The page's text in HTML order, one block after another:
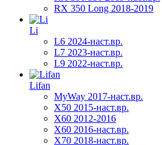
RX 350 Long 2018-2019
Li
L6 2024-наст.вр.
L7 2023-наст.вр.
L9 2022-наст.вр.
Lifan
MyWay 2017-наст.вр.
X50 2015-наст.вр.
X60 2012-2016
X60 2016-наст.вр.
X70 2018-наст.вр.